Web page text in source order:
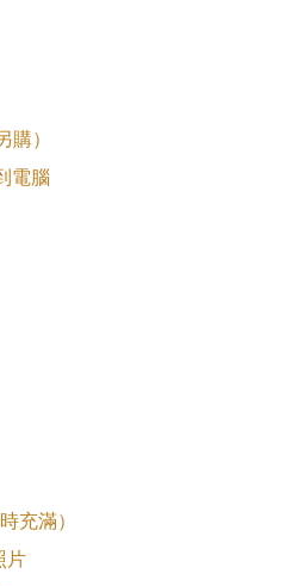
購）
電腦
充滿）
片